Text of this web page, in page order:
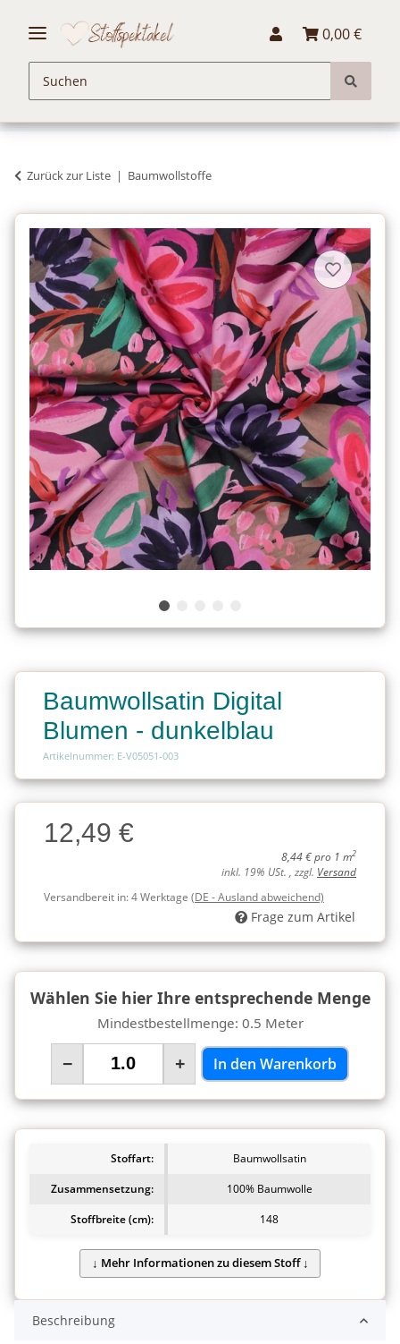
0,00 €
Zurück zur Liste Baumwollstoffe
Baumwollsatin Digital
Blumen - dunkelblau
Artikelnummer: E-V05051-003
Charge
Charge12,49 €
8,44 € pro 1 m2
inkl. 19% USt. , zzgl. Versand
Versandbereit in:4 Werktage (DE - Ausland abweichend)
Frage zum Artikel
Wählen Sie hier Ihre entsprechende Menge
Mindestbestellmenge: 0.5 Meter
− + In den Warenkorb
Stoffart:
Baumwollsatin
Zusammensetzung:
100% Baumwolle
Stoffbreite (cm):
148
Beschreibung